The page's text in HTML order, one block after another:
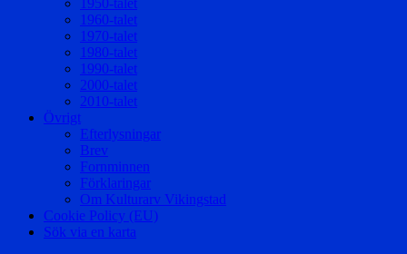
1950-talet
1960-talet
1970-talet
1980-talet
1990-talet
2000-talet
2010-talet
Övrigt
Efterlysningar
Brev
Fornminnen
Förklaringar
Om Kulturarv Vikingstad
Cookie Policy (EU)
Sök via en karta